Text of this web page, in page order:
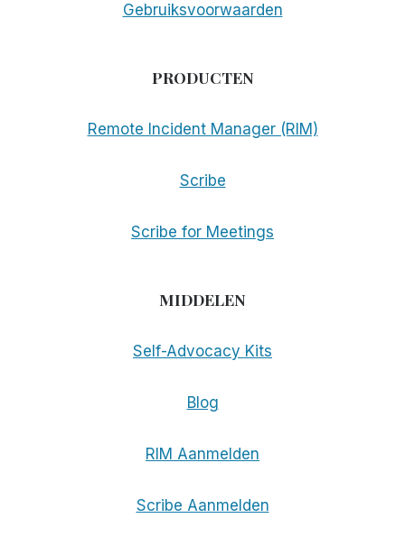
Gebruiksvoorwaarden
PRODUCTEN
Remote Incident Manager (RIM)
Scribe
Scribe for Meetings
MIDDELEN
Self-Advocacy Kits
Blog
RIM Aanmelden
Scribe Aanmelden